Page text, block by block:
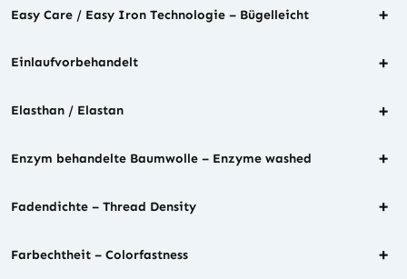
Easy Care / Easy Iron Technologie – Bügelleicht +
Einlaufvorbehandelt +
Elasthan / Elastan +
Enzym behandelte Baumwolle – Enzyme washed +
Fadendichte – Thread Density +
Farbechtheit – Colorfastness +